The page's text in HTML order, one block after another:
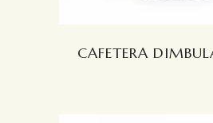
CAFETERA